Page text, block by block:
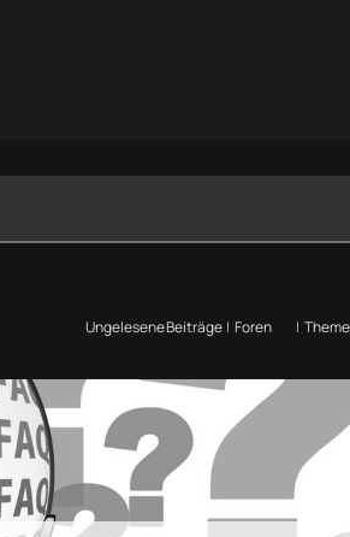
Ungelesene Beiträge | Foren |